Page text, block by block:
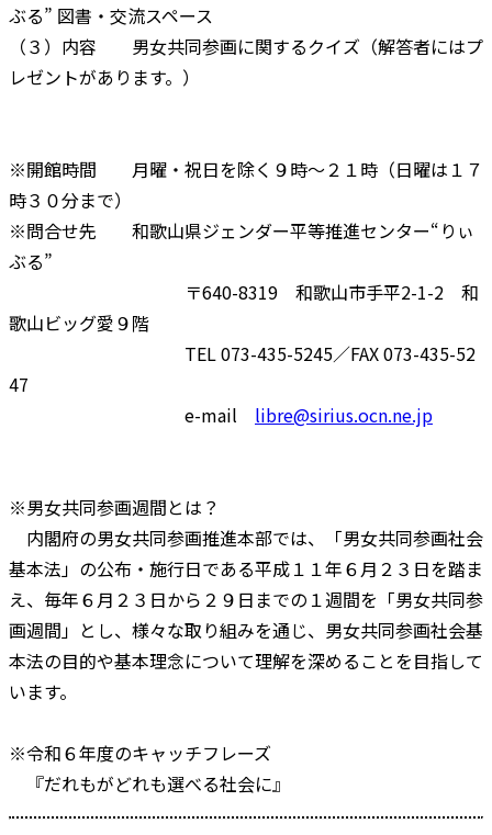
ぶる” 図書・交流スペース
（３）内容 男女共同参画に関するクイズ（解答者にはプ
レゼントがあります。）
※開館時間 月曜・祝日を除く９時～２１時（日曜は１７
時３０分まで）
※問合せ先 和歌山県ジェンダー平等推進センター“りぃ
ぶる”
〒640-8319 和歌山市手平2-1-2 和
歌山ビッグ愛９階
TEL 073-435-5245／FAX 073-435-52
47
e-mail libre@sirius.ocn.ne.jp
※男女共同参画週間とは？
内閣府の男女共同参画推進本部では、「男女共同参画社会
基本法」の公布・施行日である平成１１年６月２３日を踏ま
え、毎年６月２３日から２９日までの１週間を「男女共同参
画週間」とし、様々な取り組みを通じ、男女共同参画社会基
本法の目的や基本理念について理解を深めることを目指して
います。
※令和６年度のキャッチフレーズ
『だれもがどれも選べる社会に』